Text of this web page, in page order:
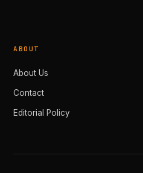
ABOUT
About Us
Contact
Editorial Policy